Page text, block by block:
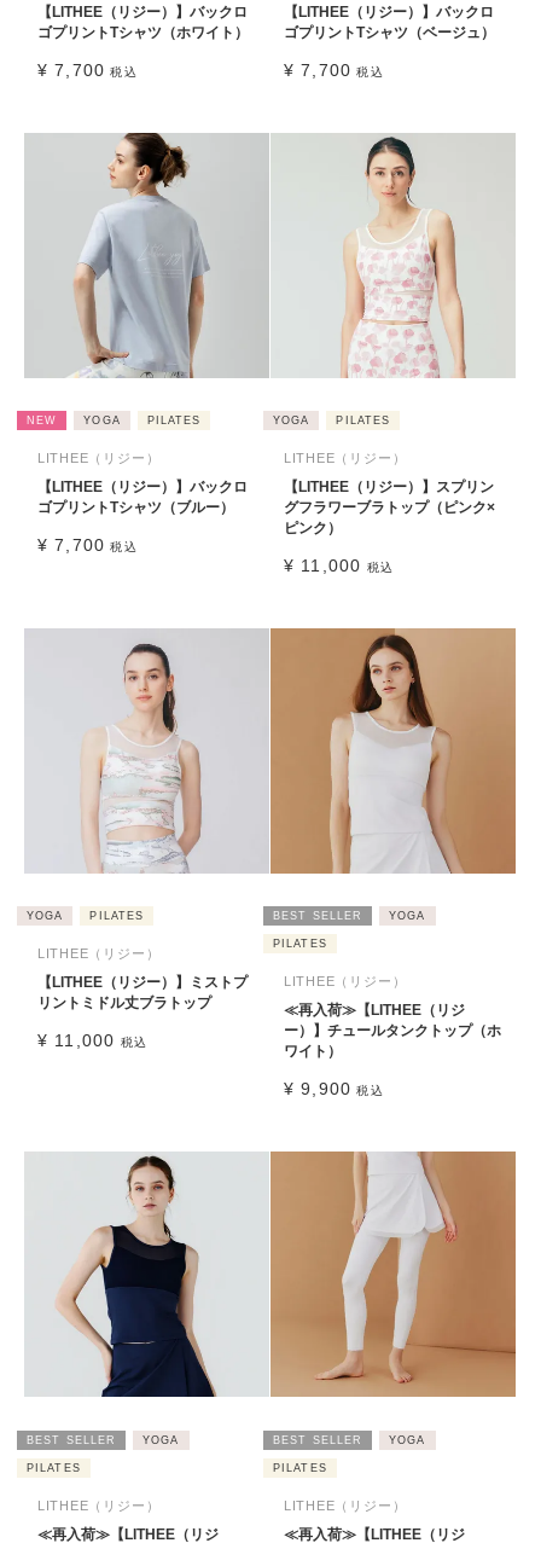
【LITHEE（リジー）】バックロ
ゴプリントTシャツ（ホワイト）
¥ 7,700 税込
【LITHEE（リジー）】バックロ
ゴプリントTシャツ（ベージュ）
¥ 7,700 税込
NEW YOGA PILATES
LITHEE（リジー）
【LITHEE（リジー）】バックロ
ゴプリントTシャツ（ブルー）
¥ 7,700 税込
YOGA PILATES
LITHEE（リジー）
【LITHEE（リジー）】スプリン
グフラワーブラトップ（ピンク×
ピンク）
¥ 11,000 税込
YOGA PILATES
LITHEE（リジー）
【LITHEE（リジー）】ミストプ
リントミドル丈ブラトップ
¥ 11,000 税込
BEST SELLER YOGA
PILATES
LITHEE（リジー）
≪再入荷≫【LITHEE（リジ
ー）】チュールタンクトップ（ホ
ワイト）
¥ 9,900 税込
BEST SELLER YOGA
PILATES
LITHEE（リジー）
≪再入荷≫【LITHEE（リジ
BEST SELLER YOGA
PILATES
LITHEE（リジー）
≪再入荷≫【LITHEE（リジ